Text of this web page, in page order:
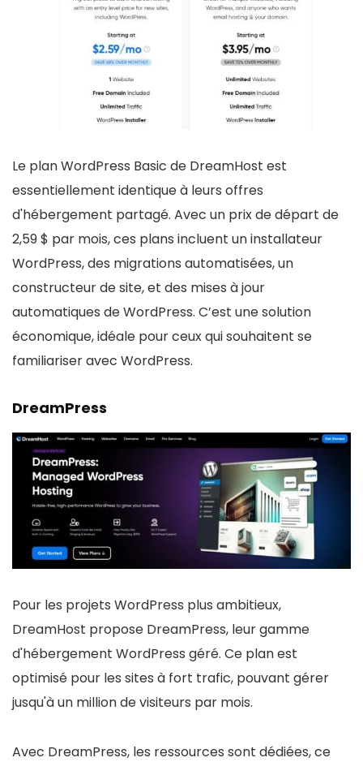
Le plan WordPress Basic de DreamHost est
essentiellement identique à leurs offres
d'hébergement partagé. Avec un prix de départ de
2,59 $ par mois, ces plans incluent un installateur
WordPress, des migrations automatisées, un
constructeur de site, et des mises à jour
automatiques de WordPress. C’est une solution
économique, idéale pour ceux qui souhaitent se
familiariser avec WordPress.
DreamPress
Pour les projets WordPress plus ambitieux,
DreamHost propose DreamPress, leur gamme
d'hébergement WordPress géré. Ce plan est
optimisé pour les sites à fort trafic, pouvant gérer
jusqu'à un million de visiteurs par mois.
Avec DreamPress, les ressources sont dédiées, ce